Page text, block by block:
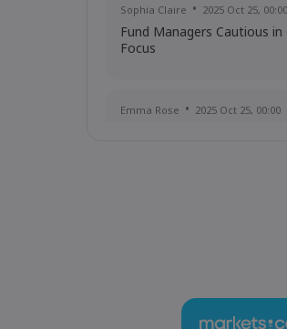
Sophia Claire 2025 Oct 25, 00:00
Fund Managers Cautious
Focus
Emma Rose 2025 Oct 25, 00:00
BOJ Warns of Japan Stock